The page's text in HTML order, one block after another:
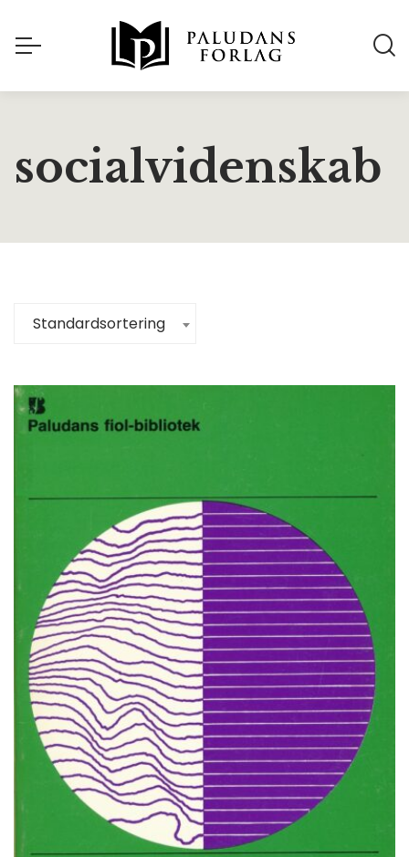
socialvidenskab
Standardsortering